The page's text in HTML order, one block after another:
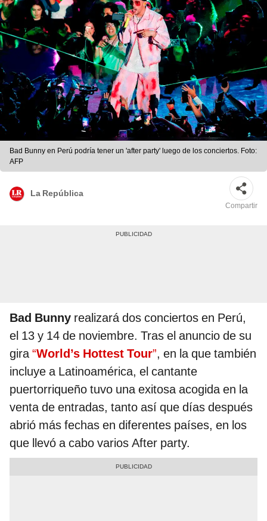
Bad Bunny en Perú podría tener un 'after party' luego de los conciertos. Foto:
AFP
La República
Compartir
Bad Bunny realizará dos conciertos en Perú,
el 13 y 14 de noviembre. Tras el anuncio de su
gira“World’s Hottest Tour”, en la que también
incluye a Latinoamérica, el cantante
puertorriqueño tuvo una exitosa acogida en la
venta de entradas, tanto así que días después
abrió más fechas en diferentes países, en los
que llevó a cabo varios After party.